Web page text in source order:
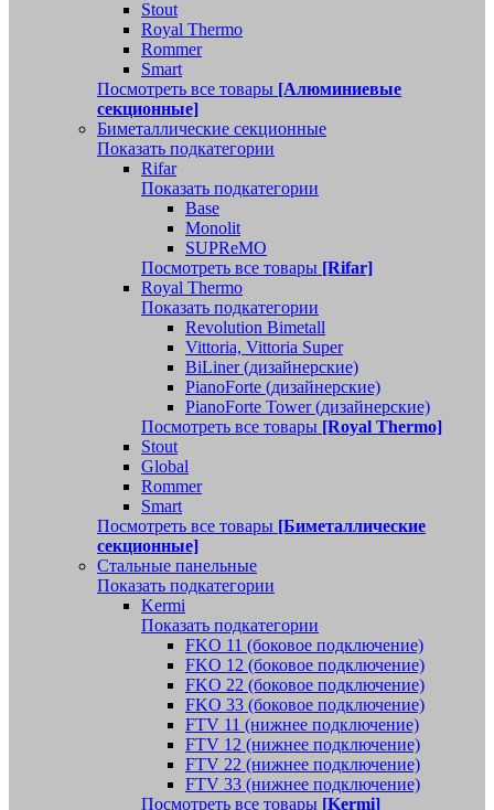
Stout
Royal Thermo
Rommer
Smart
Посмотреть все товары [Алюминиевые
секционные]
Биметаллические секционные
Показать подкатегории
Rifar
Показать подкатегории
Base
Monolit
SUPReMO
Посмотреть все товары [Rifar]
Royal Thermo
Показать подкатегории
Revolution Bimetall
Vittoria, Vittoria Super
BiLiner (дизайнерские)
PianoForte (дизайнерские)
PianoForte Tower (дизайнерские)
Посмотреть все товары [Royal Thermo]
Stout
Global
Rommer
Smart
Посмотреть все товары [Биметаллические
секционные]
Стальные панельные
Показать подкатегории
Kermi
Показать подкатегории
FKO 11 (боковое подключение)
FKO 12 (боковое подключение)
FKO 22 (боковое подключение)
FKO 33 (боковое подключение)
FTV 11 (нижнее подключение)
FTV 12 (нижнее подключение)
FTV 22 (нижнее подключение)
FTV 33 (нижнее подключение)
Посмотреть все товары [Kermi]